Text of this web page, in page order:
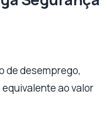
de desemprego,
ao valor